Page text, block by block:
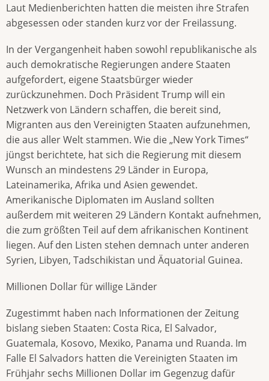
Laut Medienberichten hatten die meisten ihre Strafen
abgesessen oder standen kurz vor der Freilassung.
In der Vergangenheit haben sowohl republikanische als
auch demokratische Regierungen andere Staaten
aufgefordert, eigene Staatsbürger wieder
zurückzunehmen. Doch Präsident Trump will ein
Netzwerk von Ländern schaffen, die bereit sind,
Migranten aus den Vereinigten Staaten aufzunehmen,
die aus aller Welt stammen. Wie die „New York Times“
jüngst berichtete, hat sich die Regierung mit diesem
Wunsch an mindestens 29 Länder in Europa,
Lateinamerika, Afrika und Asien gewendet.
Amerikanische Diplomaten im Ausland sollten
außerdem mit weiteren 29 Ländern Kontakt aufnehmen,
die zum größten Teil auf dem afrikanischen Kontinent
liegen. Auf den Listen stehen demnach unter anderen
Syrien, Libyen, Tadschikistan und Äquatorial Guinea.
Millionen Dollar für willige Länder
Zugestimmt haben nach Informationen der Zeitung
bislang sieben Staaten: Costa Rica, El Salvador,
Guatemala, Ko­sovo, Mexiko, Panama und Ruanda. Im
Falle El Salvadors hatten die Vereinigten Staaten im
Frühjahr sechs Millionen Dollar im Gegenzug dafür